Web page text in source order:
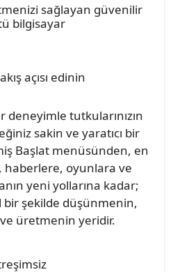
sağlayan güvenilir
bilgisayar
açısı edinin
deneyimle tutkularınızın
sakin ve yaratıcı bir
Başlat menüsünden, en
haberlere, oyunlara ve
yeni yollarına kadar;
bir şekilde düşünmenin,
üretmenin yeridir.